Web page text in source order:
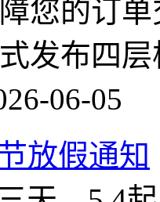
您的订
发布四
06-05
放假通知